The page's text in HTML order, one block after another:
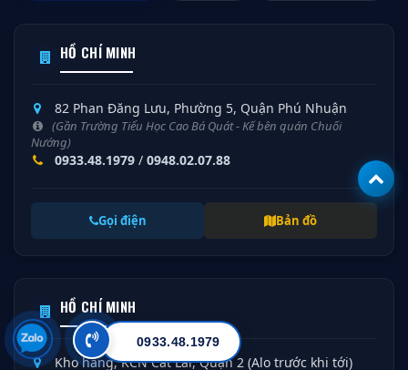
HỒ CHÍ MINH
82 Phan Đăng Lưu, Phường 5, Quận Phú Nhuận
(Gần Trường Tiểu Học Cao Bá Quát - Kế bên quán Chuối
Nướng)
0933.48.1979 / 0948.02.07.88
Gọi điện Bản đồ
HỒ CHÍ MINH
Kho hàng, KCN Cát Lái, Quận 2 (Alo trước khi tới)
0933.48.1979